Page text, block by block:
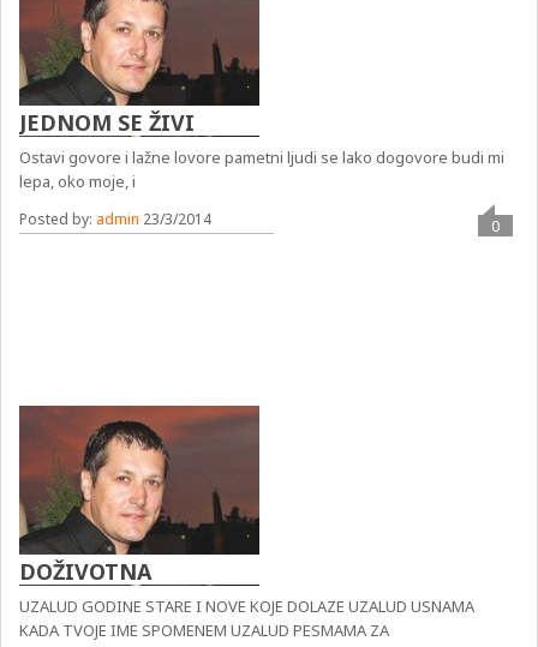
JEDNOM SE ŽIVI
Ostavi govore i lažne lovore pametni ljudi se lako dogovore budi mi
lepa, oko moje, i
Posted by: admin 23/3/2014 0
DOŽIVOTNA
UZALUD GODINE STARE I NOVE KOJE DOLAZE UZALUD USNAMA
KADA TVOJE IME SPOMENEM UZALUD PESMAMA ZA